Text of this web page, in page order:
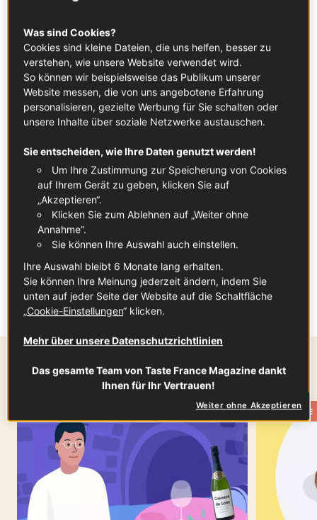
richtig.
Tags
FRÜHSTÜCK BRUNCH
Mehr zum Thema
WHAT THE
Was sind Cookies?
Cookies sind kleine Dateien, die uns helfen, besser zu
verstehen, wie unsere Website verwendet wird.
So können wir beispielsweise das Publikum unserer
Website messen, die von uns angebotene Erfahrung
personalisieren, gezielte Werbung für Sie schalten oder
unsere Inhalte über soziale Netzwerke austauschen.
Sie entscheiden, wie Ihre Daten genutzt werden!
Um Ihre Zustimmung zur Speicherung von Cookies
auf Ihrem Gerät zu geben, klicken Sie auf
„Akzeptieren“.
Klicken Sie zum Ablehnen auf „Weiter ohne
Annahme“.
Sie können Ihre Auswahl auch einstellen.
Ihre Auswahl bleibt 6 Monate lang erhalten.
Sie können Ihre Meinung jederzeit ändern, indem Sie
unten auf jeder Seite der Website auf die Schaltfläche
„Cookie-Einstellungen“ klicken.
Mehr über unsere Datenschutzrichtlinien
Das gesamte Team von Taste France Magazine dankt
Ihnen für Ihr Vertrauen!
Weiter ohne Akzeptieren